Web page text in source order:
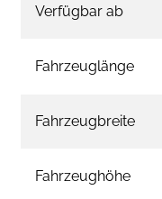
Verfügbar ab
Fahrzeuglänge
Fahrzeugbreite
Fahrzeughöhe